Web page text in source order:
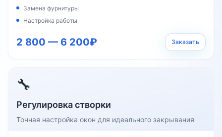
Замена фурнитуры
Настройка работы
2 800 — 6 200₽ Заказать
🔧
Регулировка створки
Точная настройка окон для идеального закрывания